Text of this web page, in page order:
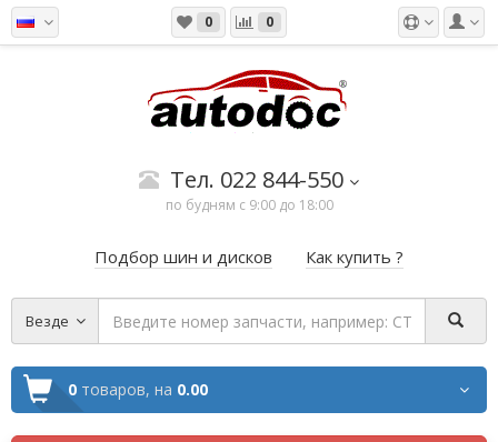
0 0
Тел. 022 844-550
по будням с 9:00 до 18:00
Подбор шин и дисков Как купить ?
Везде
0 товаров, на 0.00